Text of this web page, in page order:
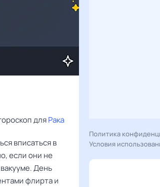
для Рака
вписаться в
если они не
День
флирта и
Политика
Условия